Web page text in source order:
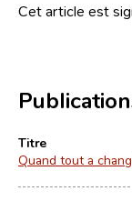
Cet article est
Titre
Quand tout a